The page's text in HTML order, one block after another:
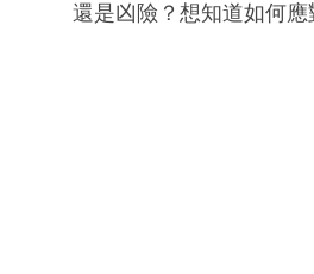
還是凶險？想知道如何